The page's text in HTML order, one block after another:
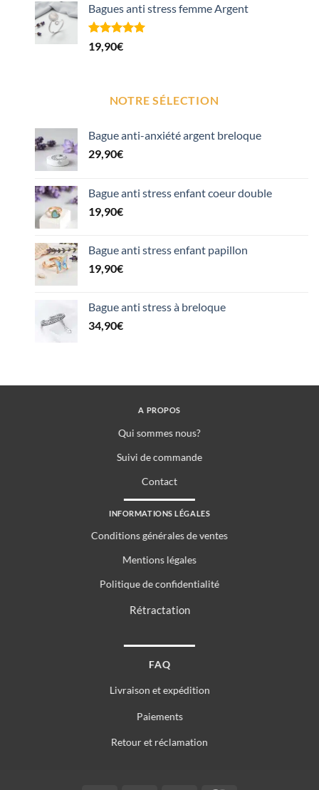
Bagues anti stress femme Argent
Noté5.00
sur 5 basé
1
19,90€
NOTRE SÉLECTION
Bague anti-anxiété argent breloque
29,90€
Bague anti stress enfant coeur double
19,90€
Bague anti stress enfant papillon
19,90€
Bague anti stress à breloque
34,90€
A PROPOS
Qui sommes nous?
Suivi de commande
Contact
INFORMATIONS LÉGALES
Conditions générales de ventes
Mentions légales
Politique de confidentialité
Rétractation
FAQ
Livraison et expédition
Paiements
Retour et réclamation